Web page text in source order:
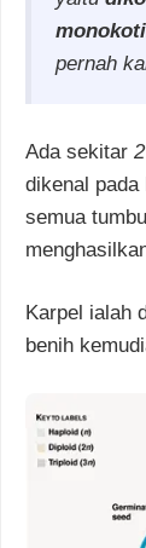
pernah
Ada sekitar
dikenal pada
semua
Karpel ialah
benih